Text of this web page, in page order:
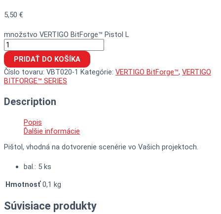
5,50 €
množstvo VERTIGO BitForge™ Pistol L
PRIDAŤ DO KOŠÍKA
Číslo tovaru: VBT020-1 Kategórie: VERTIGO BitForge™, VERTIGO
BITFORGE™ SERIES
Description
Popis
Ďalšie informácie
Pištol, vhodná na dotvorenie scenérie vo Vašich projektoch.
bal.: 5 ks
Hmotnosť 0,1 kg
Súvisiace produkty